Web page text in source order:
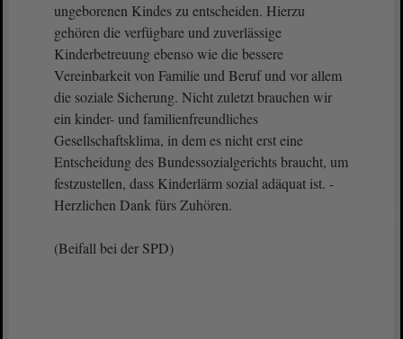
ungeborenen Kindes zu entscheiden. Hierzu
gehören die verfügbare und zuverlässige
Kinderbetreuung ebenso wie die bessere
Vereinbarkeit von Familie und Beruf und vor allem
die soziale Sicherung. Nicht zuletzt brauchen wir
ein kinder- und familienfreundliches
Gesellschaftsklima, in dem es nicht erst eine
Entscheidung des Bundessozialgerichts braucht, um
festzustellen, dass Kinderlärm sozial adäquat ist. -
Herzlichen Dank fürs Zuhören.
(Beifall bei der SPD)